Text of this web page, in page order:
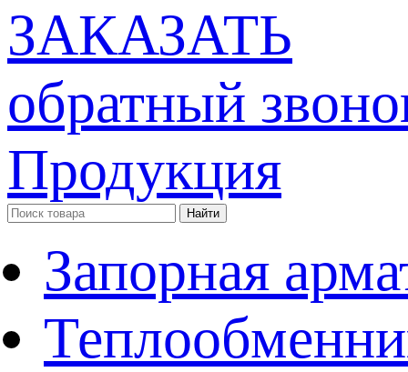
ЗАКАЗАТЬ
обратный
Продукция
Запорная